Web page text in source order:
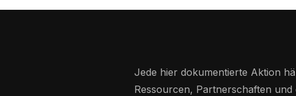
Jede hier dokumentierte Aktion
Ressourcen, Partnerschaften